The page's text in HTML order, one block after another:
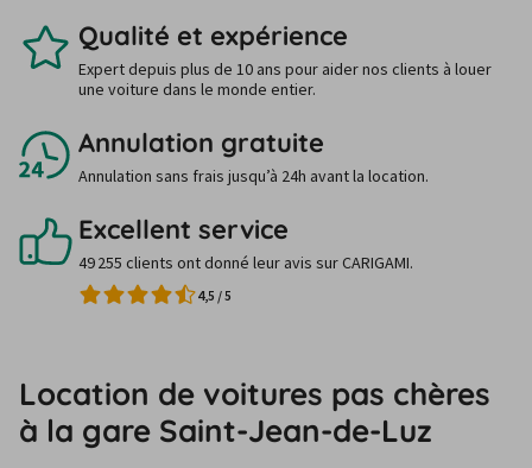
Qualité et expérience
Expert depuis plus de 10 ans pour aider nos clients à louer
une voiture dans le monde entier.
Annulation gratuite
Annulation sans frais jusqu’à 24h avant la location.
Excellent service
49 255 clients ont donné leur avis sur CARIGAMI.
4,5 /5
Location de voitures pas chères
à la gare Saint-Jean-de-Luz